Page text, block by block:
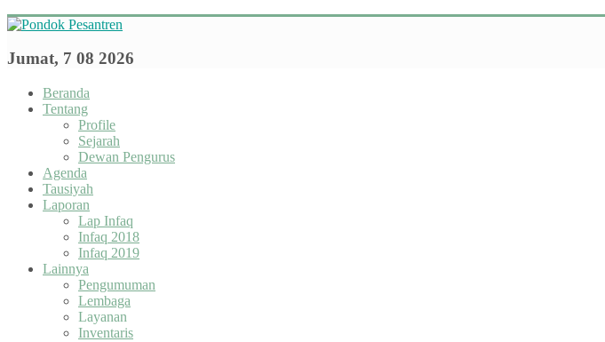
Jumat, 7 08 2026
Beranda
Tentang
Profile
Sejarah
Dewan Pengurus
Agenda
Tausiyah
Laporan
Lap Infaq
Infaq 2018
Infaq 2019
Lainnya
Pengumuman
Lembaga
Layanan
Inventaris